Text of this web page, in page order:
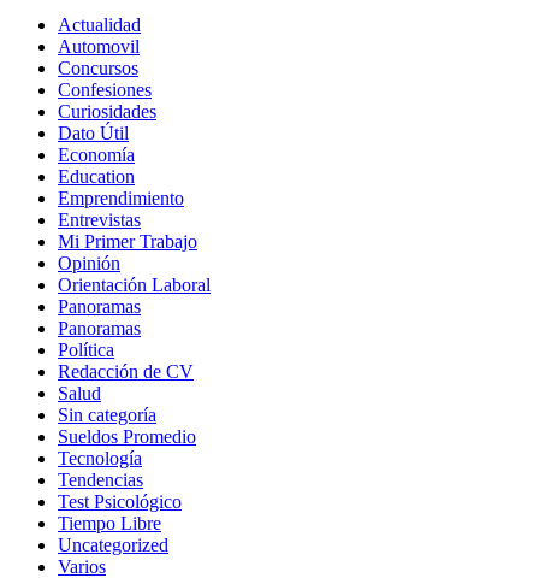
Actualidad
Automovil
Concursos
Confesiones
Curiosidades
Dato Útil
Economía
Education
Emprendimiento
Entrevistas
Mi Primer Trabajo
Opinión
Orientación Laboral
Panoramas
Panoramas
Política
Redacción de CV
Salud
Sin categoría
Sueldos Promedio
Tecnología
Tendencias
Test Psicológico
Tiempo Libre
Uncategorized
Varios